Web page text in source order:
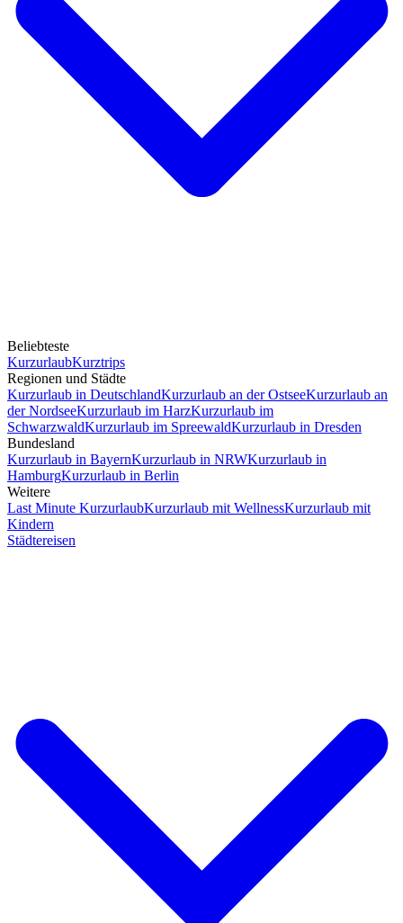
Beliebteste
KurzurlaubKurztrips
Regionen und Städte
Kurzurlaub in DeutschlandKurzurlaub an der OstseeKurzurlaub an
der NordseeKurzurlaub im HarzKurzurlaub im
SchwarzwaldKurzurlaub im SpreewaldKurzurlaub in Dresden
Bundesland
Kurzurlaub in BayernKurzurlaub in NRWKurzurlaub in
HamburgKurzurlaub in Berlin
Weitere
Last Minute KurzurlaubKurzurlaub mit WellnessKurzurlaub mit
Kindern
Städtereisen